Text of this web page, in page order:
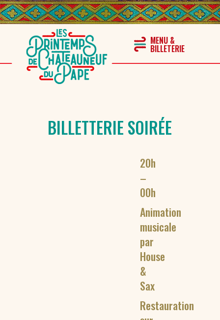
BILLETTERIE SOIRÉE
20h
–
00h
Animation
musicale
par
House
&
Sax
Restauration